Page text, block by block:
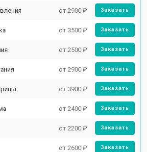
от 2900 ₽ Заказать
от 3500 ₽ Заказать
от 2500 ₽ Заказать
от 2900 ₽ Заказать
от 3900 ₽ Заказать
от 2400 ₽ Заказать
от 2200 ₽ Заказать
от 2600 ₽ Заказать